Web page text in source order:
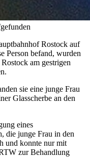
Rostock auf
Person befand, wurden
am gestrigen
sie eine junge Frau
Glasscherbe an den
eines
die junge Frau in den
und konnte nur mit
zur Behandlung